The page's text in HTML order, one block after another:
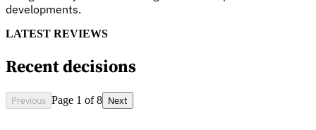
developments.
LATEST REVIEWS
Recent decisions
Previous Page 1 of 8 Next